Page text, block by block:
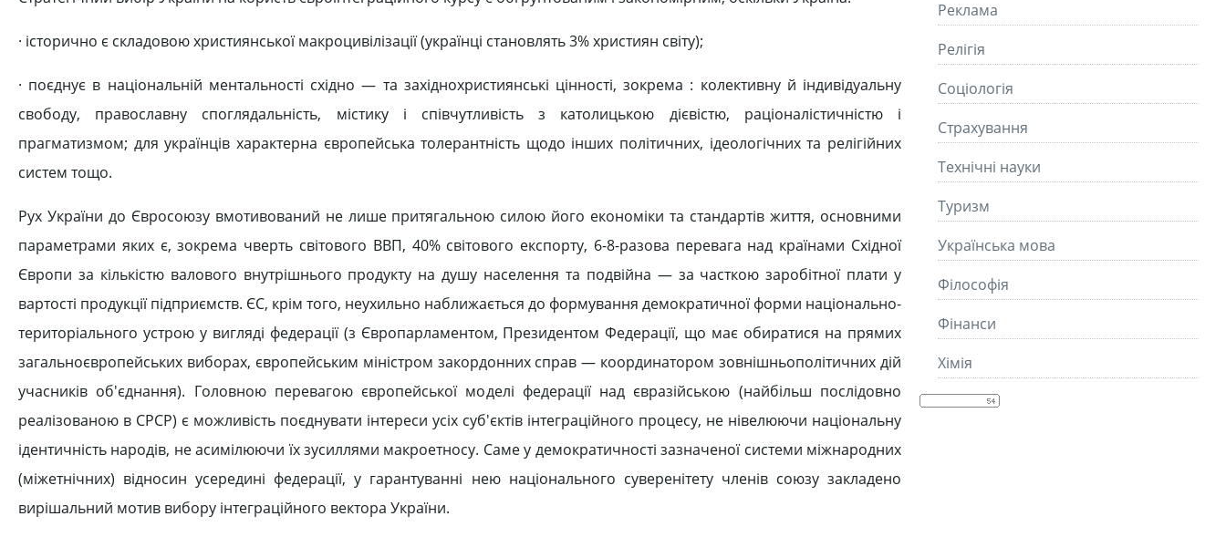
· історично є складовою християнської макроцивілізації (українці становлять 3% християн світу);
· поєднує в національній ментальності східно — та західнохристиянські цінності, зокрема : колективну й індивідуальну
свободу, православну споглядальність, містику і співчутливість з католицькою дієвістю, раціоналістичністю і
прагматизмом; для українців характерна європейська толерантність щодо інших політичних, ідеологічних та релігійних
систем тощо.
Рух України до Євросоюзу вмотивований не лише притягальною силою його економіки та стандартів життя, основними
параметрами яких є, зокрема чверть світового ВВП, 40% світового експорту, 6-8-разова перевага над країнами Східної
Європи за кількістю валового внутрішнього продукту на душу населення та подвійна — за часткою заробітної плати у
вартості продукції підприємств. ЄС, крім того, неухильно наближається до формування демократичної форми національно-
територіального устрою у вигляді федерації (з Європарламентом, Президентом Федерації, що має обиратися на прямих
загальноєвропейських виборах, європейським міністром закордонних справ — координатором зовнішньополітичних дій
учасників об'єднання). Головною перевагою європейської моделі федерації над євразійською (найбільш послідовно
реалізованою в СРСР) є можливість поєднувати інтереси усіх суб'єктів інтеграційного процесу, не нівелюючи національну
ідентичність народів, не асимілюючи їх зусиллями макроетносу. Саме у демократичності зазначеної системи міжнародних
(міжетнічних) відносин усередині федерації, у гарантуванні нею національного суверенітету членів союзу закладено
вирішальний мотив вибору інтеграційного вектора України.
Реклама
Релігія
Соціологія
Страхування
Технічні науки
Туризм
Українська мова
Філософія
Фінанси
Хімія